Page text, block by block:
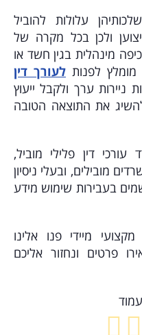
עלולות להוביל
ולכן בכל מקרה של
מינהלית בגין חשד או
לפנות לעורך דין
ערך ולקבל ייעוץ
את התוצאה הטובה
דין פלילי מוביל,
מובילים, ובעלי ניסיון
בעבירות שימוש מידע
מיידי פנו אלינו
פרטים ונחזור אליכם